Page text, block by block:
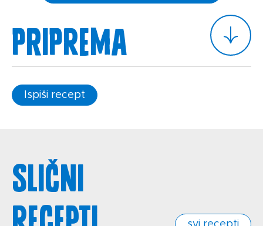
Priprema
Ispiši recept
Slični
recepti